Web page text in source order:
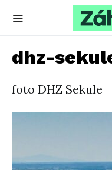
dhz-
foto DHZ Sekule